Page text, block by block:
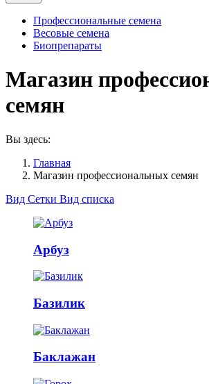
Профессиональные семена
Весовые семена
Биопрепараты
Магазин
семян
Вы здесь:
Главная
Магазин профессиональных семян
Вид Сетки Вид списка
Арбуз
Базилик
Баклажан